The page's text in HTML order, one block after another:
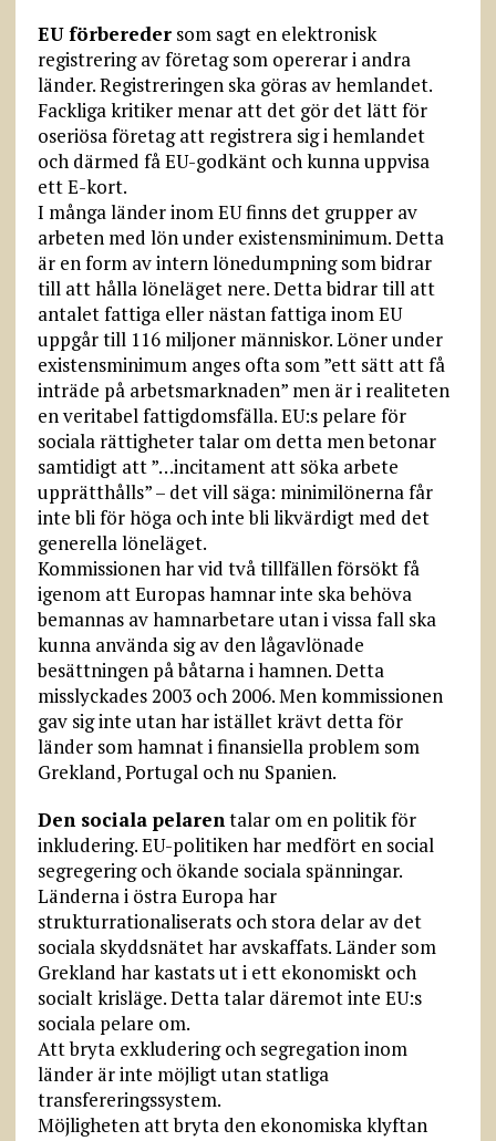
EU förberedersom sagt en elektronisk
registrering av företag som opererar i andra
länder. Registreringen ska göras av hemlandet.
Fackliga kritiker menar att det gör det lätt för
oseriösa företag att registrera sig i hemlandet
och därmed få EU-godkänt och kunna uppvisa
ett E-kort.
I många länder inom EU finns det grupper av
arbeten med lön under existensminimum. Detta
är en form av intern lönedumpning som bidrar
till att hålla löneläget nere. Detta bidrar till att
antalet fattiga eller nästan fattiga inom EU
uppgår till 116 miljoner människor. Löner under
existensminimum anges ofta som ”ett sätt att få
inträde på arbetsmarknaden” men är i realiteten
en veritabel fattigdomsfälla. EU:s pelare för
sociala rättigheter talar om detta men betonar
samtidigt att ”…incitament att söka arbete
upprätthålls” – det vill säga: minimilönerna får
inte bli för höga och inte bli likvärdigt med det
generella löneläget.
Kommissionen har vid två tillfällen försökt få
igenom att Europas hamnar inte ska behöva
bemannas av hamnarbetare utan i vissa fall ska
kunna använda sig av den lågavlönade
besättningen på båtarna i hamnen. Detta
misslyckades 2003 och 2006. Men kommissionen
gav sig inte utan har istället krävt detta för
länder som hamnat i finansiella problem som
Grekland, Portugal och nu Spanien.
Den sociala pelarentalar om en politik för
inkludering. EU-politiken har medfört en social
segregering och ökande sociala spänningar.
Länderna i östra Europa har
strukturrationaliserats och stora delar av det
sociala skyddsnätet har avskaffats. Länder som
Grekland har kastats ut i ett ekonomiskt och
socialt krisläge. Detta talar däremot inte EU:s
sociala pelare om.
Att bryta exkludering och segregation inom
länder är inte möjligt utan statliga
transfereringssystem.
Möjligheten att bryta den ekonomiska klyftan